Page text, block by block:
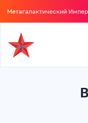
Метагалактический